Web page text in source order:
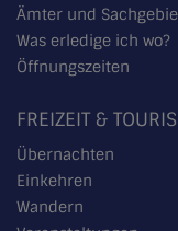
Ämter und
Was erledige ich wo?
Öffnungszeiten
FREIZEIT &
Übernachten
Einkehren
Wandern